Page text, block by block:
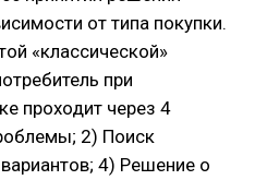
от типа покупки.
«классической»
при
проходит через 4
2) Поиск
4) Решение о